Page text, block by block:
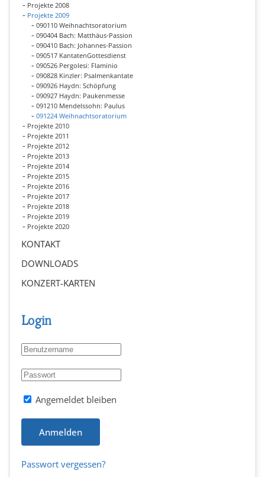
Projekte 2008
Projekte 2009
090110 Weihnachtsoratorium
090404 Bach: Matthäus-Passion
090410 Bach: Johannes-Passion
090517 KantatenGottesdienst
090526 Pergolesi: Flaminio
090828 Kinzler: Psalmenkantate
090926 Haydn: Schöpfung
090927 Haydn: Paukenmesse
091210 Mendelssohn: Paulus
091224 Weihnachtsoratorium
Projekte 2010
Projekte 2011
Projekte 2012
Projekte 2013
Projekte 2014
Projekte 2015
Projekte 2016
Projekte 2017
Projekte 2018
Projekte 2019
Projekte 2020
KONTAKT
DOWNLOADS
KONZERT-KARTEN
Login
Angemeldet bleiben
Anmelden
Passwort vergessen?